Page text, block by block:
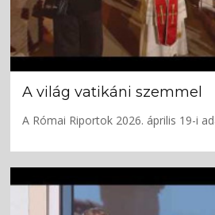
A világ vatikáni szemmel
A Római Riportok 2026. április 19-i